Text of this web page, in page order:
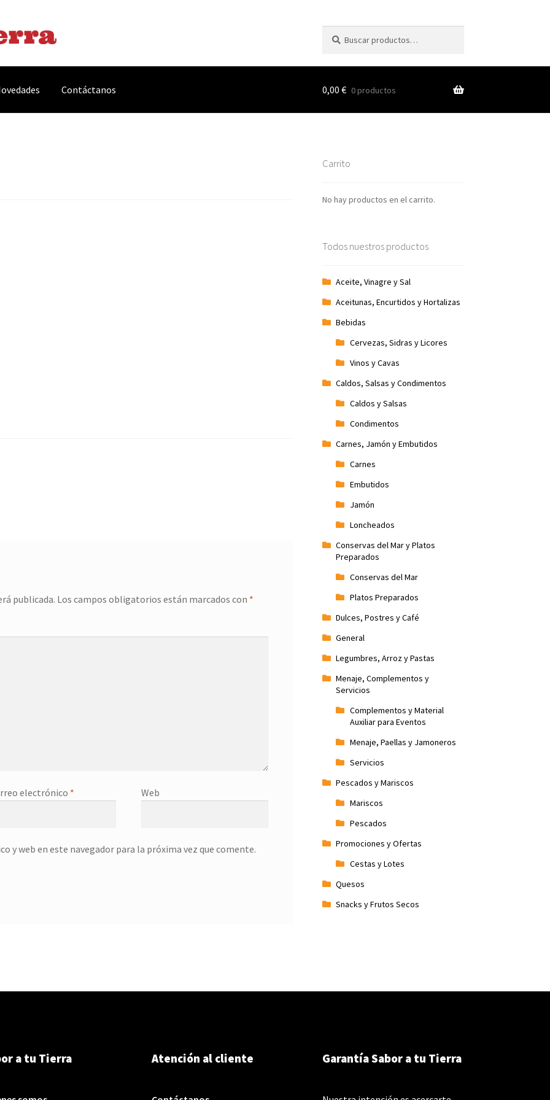
por:
Contáctanos 0,00 € 0 productos
publicada. Los campos obligatorios están marcados con *
electrónico * Web
y web en este navegador para la próxima vez que comente.
Carrito
No hay productos en el carrito.
Todos nuestros productos
Aceite, Vinagre y Sal
Aceitunas, Encurtidos y Hortalizas
Bebidas
Cervezas, Sidras y Licores
Vinos y Cavas
Caldos, Salsas y Condimentos
Caldos y Salsas
Condimentos
Carnes, Jamón y Embutidos
Carnes
Embutidos
Jamón
Loncheados
Conservas del Mar y Platos
Preparados
Conservas del Mar
Platos Preparados
Dulces, Postres y Café
General
Legumbres, Arroz y Pastas
Menaje, Complementos y
Servicios
Complementos y Material
Auxiliar para Eventos
Menaje, Paellas y Jamoneros
Servicios
Pescados y Mariscos
Mariscos
Pescados
Promociones y Ofertas
Cestas y Lotes
Quesos
Snacks y Frutos Secos
a tu Tierra Atención al cliente Garantía Sabor a tu Tierra